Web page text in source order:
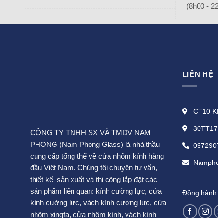
(8h00 -
CÔNG TY TNHH SX VÀ TMDV NAM
PHONG (Nam Phong Glass) là nhà thầu
cung cấp tổng thể về cửa nhôm kính hàng
đầu Việt Nam. Chúng tôi chuyên tư vấn,
thiết kế, sản xuất và thi công lắp đặt các
sản phẩm liên quan: kính cường lực, cửa
kính cường lực, vách kính cường lực, cửa
nhôm xingfa, cửa nhôm kính, vách kính
LIÊN HỆ
CT10
Đồng hành